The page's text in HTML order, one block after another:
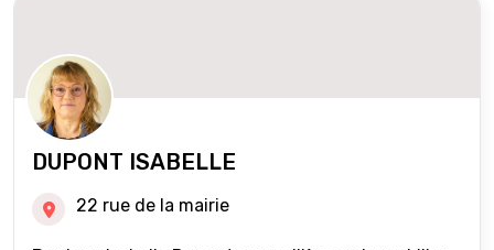
DUPONT ISABELLE
22 rue de la mairie